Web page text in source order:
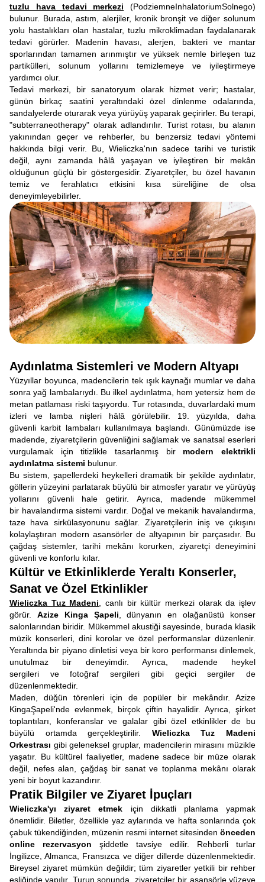
tuzlu hava tedavi merkezi (PodziemneInhalatoriumSolnego)
bulunur. Burada, astım, alerjiler, kronik bronşit ve diğer solunum
yolu hastalıkları olan hastalar, tuzlu mikroklimadan faydalanarak
tedavi görürler. Madenin havası, alerjen, bakteri ve mantar
sporlarından tamamen arınmıştır ve yüksek nemle birleşen tuz
partikülleri, solunum yollarını temizlemeye ve iyileştirmeye
yardımcı olur.
Tedavi merkezi, bir sanatoryum olarak hizmet verir; hastalar,
günün birkaç saatini yeraltındaki özel dinlenme odalarında,
sandalyelerde oturarak veya yürüyüş yaparak geçirirler. Bu terapi,
"subterraneotherapy" olarak adlandırılır. Turist rotası, bu alanın
yakınından geçer ve rehberler, bu benzersiz tedavi yöntemi
hakkında bilgi verir. Bu, Wieliczka'nın sadece tarihi ve turistik
değil, aynı zamanda hâlâ yaşayan ve iyileştiren bir mekân
olduğunun güçlü bir göstergesidir. Ziyaretçiler, bu özel havanın
temiz ve ferahlatıcı etkisini kısa süreliğine de olsa
deneyimleyebilirler.
Aydınlatma Sistemleri ve Modern Altyapı
Yüzyıllar boyunca, madencilerin tek ışık kaynağı mumlar ve daha
sonra yağ lambalarıydı. Bu ilkel aydınlatma, hem yetersiz hem de
metan patlaması riski taşıyordu. Tur rotasında, duvarlardaki mum
izleri ve lamba nişleri hâlâ görülebilir. 19. yüzyılda, daha
güvenli karbit lambaları kullanılmaya başlandı. Günümüzde ise
madende, ziyaretçilerin güvenliğini sağlamak ve sanatsal eserleri
vurgulamak için titizlikle tasarlanmış bir modern elektrikli
aydınlatma sistemi bulunur.
Bu sistem, şapellerdeki heykelleri dramatik bir şekilde aydınlatır,
göllerin yüzeyini parlatarak büyülü bir atmosfer yaratır ve yürüyüş
yollarını güvenli hale getirir. Ayrıca, madende mükemmel
bir havalandırma sistemi vardır. Doğal ve mekanik havalandırma,
taze hava sirkülasyonunu sağlar. Ziyaretçilerin iniş ve çıkışını
kolaylaştıran modern asansörler de altyapının bir parçasıdır. Bu
çağdaş sistemler, tarihi mekânı korurken, ziyaretçi deneyimini
güvenli ve konforlu kılar.
Kültür ve Etkinliklerde Yeraltı Konserler,
Sanat ve Özel Etkinlikler
Wieliczka Tuz Madeni , canlı bir kültür merkezi olarak da işlev
görür. Azize Kinga Şapeli , dünyanın en olağanüstü konser
salonlarından biridir. Mükemmel akustiği sayesinde, burada klasik
müzik konserleri, dini korolar ve özel performanslar düzenlenir.
Yeraltında bir piyano dinletisi veya bir koro performansı dinlemek,
unutulmaz bir deneyimdir. Ayrıca, madende heykel
sergileri ve fotoğraf sergileri gibi geçici sergiler de
düzenlenmektedir.
Maden, düğün törenleri için de popüler bir mekândır. Azize
KingaŞapeli'nde evlenmek, birçok çiftin hayalidir. Ayrıca, şirket
toplantıları, konferanslar ve galalar gibi özel etkinlikler de bu
büyülü ortamda gerçekleştirilir. Wieliczka Tuz Madeni
Orkestrası gibi geleneksel gruplar, madencilerin mirasını müzikle
yaşatır. Bu kültürel faaliyetler, madene sadece bir müze olarak
değil, nefes alan, çağdaş bir sanat ve toplanma mekânı olarak
yeni bir boyut kazandırır.
Pratik Bilgiler ve Ziyaret İpuçları
Wieliczka'yı ziyaret etmek için dikkatli planlama yapmak
önemlidir. Biletler, özellikle yaz aylarında ve hafta sonlarında çok
çabuk tükendiğinden, müzenin resmi internet sitesinden önceden
online rezervasyon şiddetle tavsiye edilir. Rehberli turlar
İngilizce, Almanca, Fransızca ve diğer dillerde düzenlenmektedir.
Bireysel ziyaret mümkün değildir; tüm ziyaretler yetkili bir rehber
eşliğinde yapılır. Turun sonunda, ziyaretçiler bir asansörle yüzeye